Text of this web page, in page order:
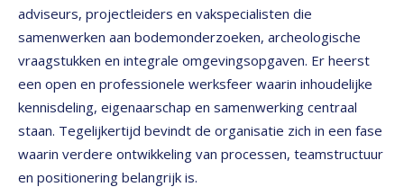
adviseurs, projectleiders en vakspecialisten die
samenwerken aan bodemonderzoeken, archeologische
vraagstukken en integrale omgevingsopgaven. Er heerst
een open en professionele werksfeer waarin inhoudelijke
kennisdeling, eigenaarschap en samenwerking centraal
staan. Tegelijkertijd bevindt de organisatie zich in een fase
waarin verdere ontwikkeling van processen, teamstructuur
en positionering belangrijk is.